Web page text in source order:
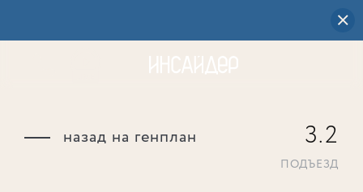
назад на генплан 3.2
ПОДЪЕЗД